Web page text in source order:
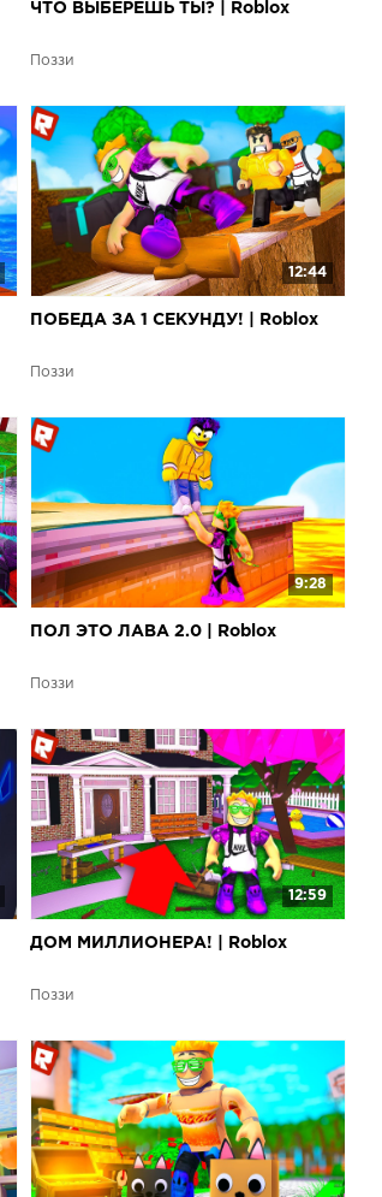
ЧТО ВЫБЕРЕШЬ ТЫ? | Roblox
Поззи
12:44
ПОБЕДА ЗА 1 СЕКУНДУ! | Roblox
Поззи
9:28
ПОЛ ЭТО ЛАВА 2.0 | Roblox
Поззи
12:59
ДОМ МИЛЛИОНЕРА! | Roblox
Поззи